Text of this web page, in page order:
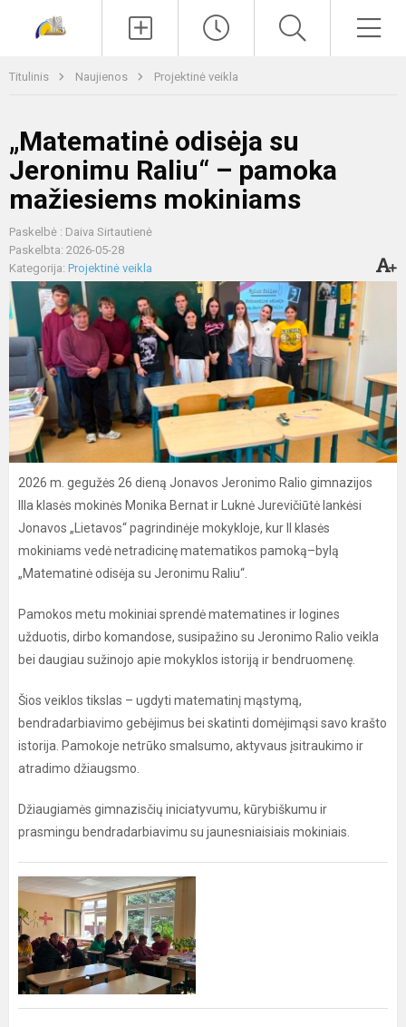
Titulinis Naujienos Projektinė veikla
„Matematinė odisėja su
Jeronimu Raliu“ – pamoka
mažiesiems mokiniams
Paskelbė : Daiva Sirtautienė
Paskelbta: 2026-05-28
Kategorija: Projektinė veikla
2026 m. gegužės 26 dieną Jonavos Jeronimo Ralio gimnazijos
IIIa klasės mokinės Monika Bernat ir Luknė Jurevičiūtė lankėsi
Jonavos „Lietavos“ pagrindinėje mokykloje, kur II klasės
mokiniams vedė netradicinę matematikos pamoką–bylą
„Matematinė odisėja su Jeronimu Raliu“.
Pamokos metu mokiniai sprendė matematines ir logines
užduotis, dirbo komandose, susipažino su Jeronimo Ralio veikla
bei daugiau sužinojo apie mokyklos istoriją ir bendruomenę.
Šios veiklos tikslas – ugdyti matematinį mąstymą,
bendradarbiavimo gebėjimus bei skatinti domėjimąsi savo krašto
istorija. Pamokoje netrūko smalsumo, aktyvaus įsitraukimo ir
atradimo džiaugsmo.
Džiaugiamės gimnazisčių iniciatyvumu, kūrybiškumu ir
prasmingu bendradarbiavimu su jaunesniaisiais mokiniais.